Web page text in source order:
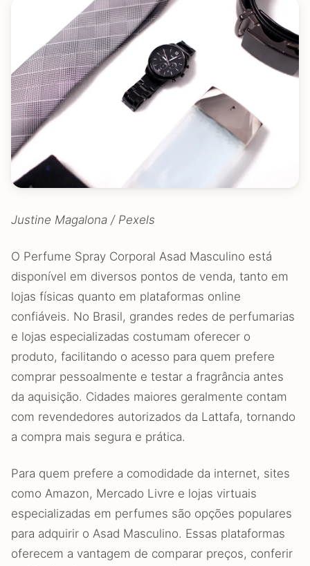
Justine Magalona / Pexels
O Perfume Spray Corporal Asad Masculino está
disponível em diversos pontos de venda, tanto em
lojas físicas quanto em plataformas online
confiáveis. No Brasil, grandes redes de perfumarias
e lojas especializadas costumam oferecer o
produto, facilitando o acesso para quem prefere
comprar pessoalmente e testar a fragrância antes
da aquisição. Cidades maiores geralmente contam
com revendedores autorizados da Lattafa, tornando
a compra mais segura e prática.
Para quem prefere a comodidade da internet, sites
como Amazon, Mercado Livre e lojas virtuais
especializadas em perfumes são opções populares
para adquirir o Asad Masculino. Essas plataformas
oferecem a vantagem de comparar preços, conferir